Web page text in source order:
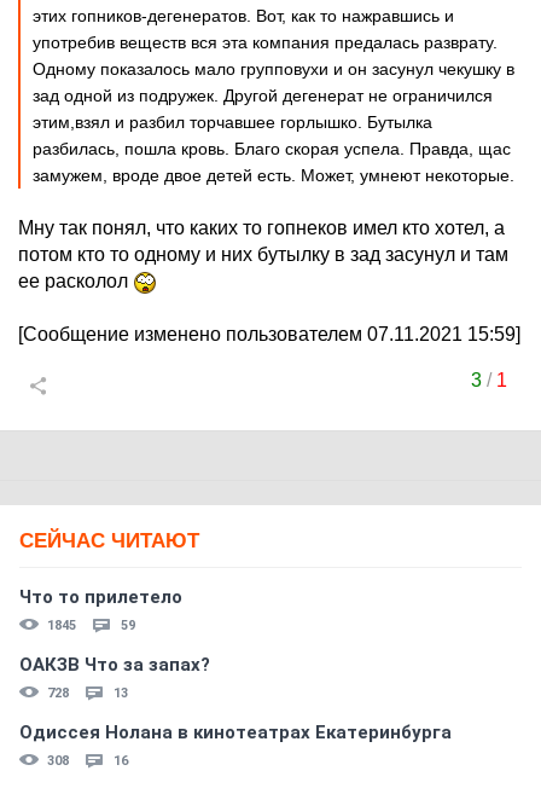
этих гопников-дегенератов. Вот, как то нажравшись и
употребив веществ вся эта компания предалась разврату.
Одному показалось мало групповухи и он засунул чекушку в
зад одной из подружек. Другой дегенерат не ограничился
этим,взял и разбил торчавшее горлышко. Бутылка
разбилась, пошла кровь. Благо скорая успела. Правда, щас
замужем, вроде двое детей есть. Может, умнеют некоторые.
Мну так понял, что каких то гопнеков имел кто хотел, а
потом кто то одному и них бутылку в зад засунул и там
ее расколол
[Сообщение изменено пользователем 07.11.2021 15:59]
3/ 1
СЕЙЧАС ЧИТАЮТ
Что то прилетело
1845 59
ОАКЗВ Что за запах?
728 13
Одиссея Нолана в кинотеатрах Екатеринбурга
308 16